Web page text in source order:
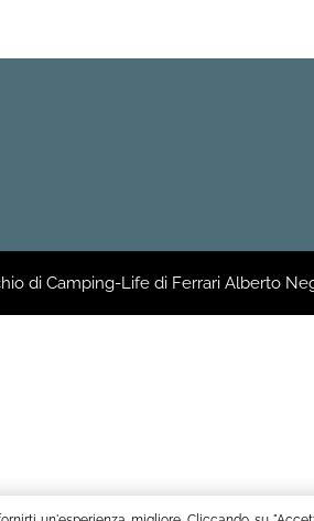
di Camping-Life di Ferrari Alberto